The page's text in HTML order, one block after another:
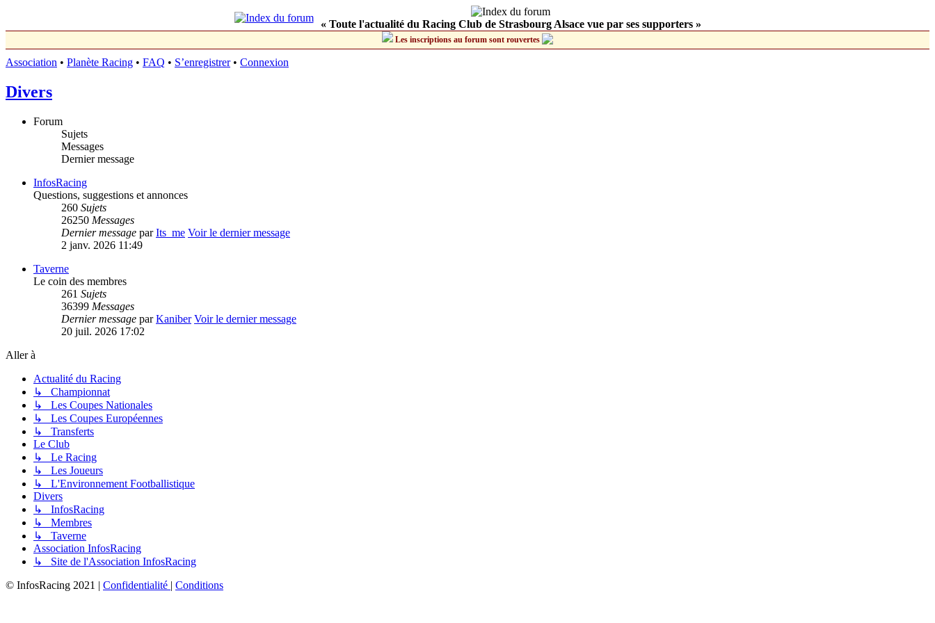
« Toute l'actualité du Racing Club de Strasbourg Alsace vue par ses supporters »
Les inscriptions au forum sont rouvertes
Association • Planète Racing • FAQ • S’enregistrer• Connexion
Divers
Forum
Sujets
Messages
Dernier message
InfosRacing
Questions, suggestions et annonces
260 Sujets
26250 Messages
Dernier message parIts_me Voir le dernier message
2 janv. 2026 11:49
Taverne
Le coin des membres
261 Sujets
36399 Messages
Dernier message parKaniber Voir le dernier message
20 juil. 2026 17:02
Aller à
Actualité du Racing
↳ Championnat
↳ Les Coupes Nationales
↳ Les Coupes Européennes
↳ Transferts
Le Club
↳ Le Racing
↳ Les Joueurs
↳ L'Environnement Footballistique
Divers
↳ InfosRacing
↳ Membres
↳ Taverne
Association InfosRacing
↳ Site de l'Association InfosRacing
© InfosRacing 2021 | Confidentialité | Conditions